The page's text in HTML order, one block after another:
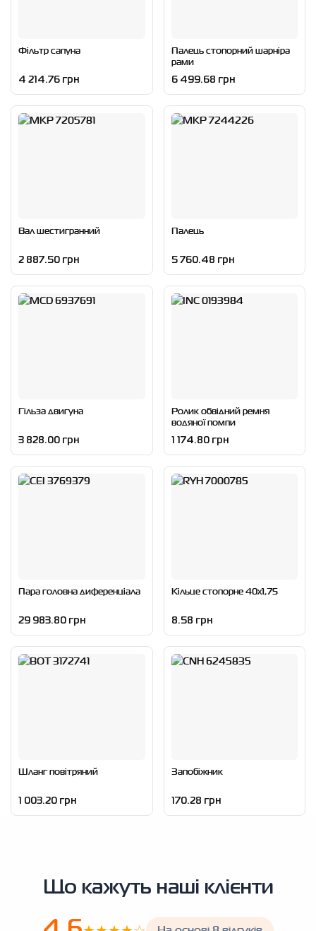
Фільтр сапуна
4 214.76 грн
Палець стопорний шарніра
рами
6 499.68 грн
Вал шестигранний
2 887.50 грн
Палець
5 760.48 грн
Гільза двигуна
3 828.00 грн
Ролик обвідний ремня
водяної помпи
1 174.80 грн
Пара головна диференціала
29 983.80 грн
Кільце стопорне 40x1,75
8.58 грн
Шланг повітряний
1 003.20 грн
Запобіжник
170.28 грн
Що кажуть наші клієнти